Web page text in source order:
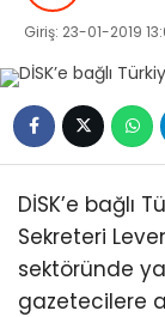
Giriş: 23-01-2019
DİSK’e bağlı
Sekreteri
sektöründe
gazetecilere